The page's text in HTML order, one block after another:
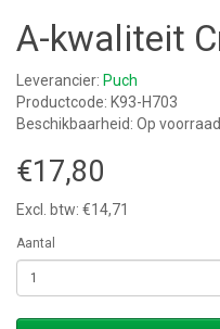
A-kwaliteit
Leverancier: Puch
Productcode: K93-H703
Beschikbaarheid: Op voorraad
€17,80
Excl. btw: €14,71
Aantal